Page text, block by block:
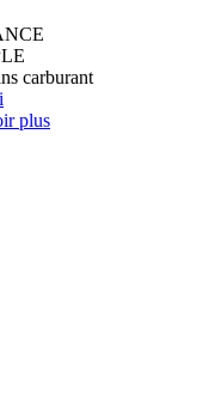
carburant
i
plus